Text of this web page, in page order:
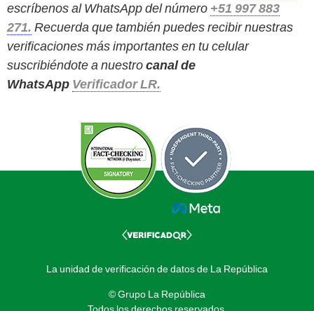
escríbenos al WhatsApp del número +51 997 883
271. Recuerda que también puedes recibir nuestras
verificaciones más importantes en tu celular
suscribiéndote a nuestrocanal de
WhatsApp Verificador LR.
La unidad de verificación de datos de La República
© Grupo La República